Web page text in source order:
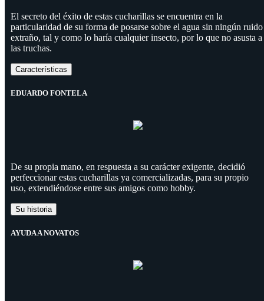
El secreto del éxito de estas cucharillas se encuentra en la
particularidad de su forma de posarse sobre el agua sin ningún ruido
extraño, tal y como lo haría cualquier insecto, por lo que no asusta a
las truchas.
Características
EDUARDO FONTELA
De su propia mano, en respuesta a su carácter exigente, decidió
perfeccionar estas cucharillas ya comercializadas, para su propio
uso, extendiéndose entre sus amigos como hobby.
Su historia
AYUDA A NOVATOS